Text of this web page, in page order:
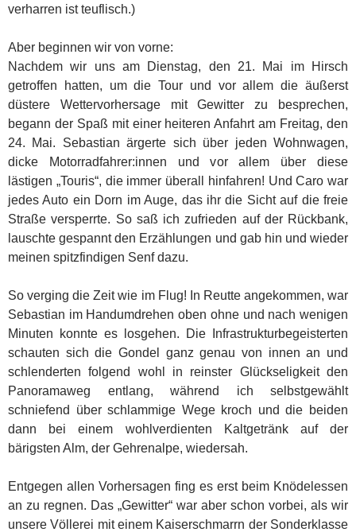
verharren ist teuflisch.)
Aber beginnen wir von vorne:
Nachdem wir uns am Dienstag, den 21. Mai im Hirsch
getroffen hatten, um die Tour und vor allem die äußerst
düstere Wettervorhersage mit Gewitter zu besprechen,
begann der Spaß mit einer heiteren Anfahrt am Freitag, den
24. Mai. Sebastian ärgerte sich über jeden Wohnwagen,
dicke Motorradfahrer:innen und vor allem über diese
lästigen „Touris“, die immer überall hinfahren! Und Caro war
jedes Auto ein Dorn im Auge, das ihr die Sicht auf die freie
Straße versperrte. So saß ich zufrieden auf der Rückbank,
lauschte gespannt den Erzählungen und gab hin und wieder
meinen spitzfindigen Senf dazu.
So verging die Zeit wie im Flug! In Reutte angekommen, war
Sebastian im Handumdrehen oben ohne und nach wenigen
Minuten konnte es losgehen. Die Infrastrukturbegeisterten
schauten sich die Gondel ganz genau von innen an und
schlenderten folgend wohl in reinster Glückseligkeit den
Panoramaweg entlang, während ich selbstgewählt
schniefend über schlammige Wege kroch und die beiden
dann bei einem wohlverdienten Kaltgetränk auf der
bärigsten Alm, der Gehrenalpe, wiedersah.
Entgegen allen Vorhersagen fing es erst beim Knödelessen
an zu regnen. Das „Gewitter“ war aber schon vorbei, als wir
unsere Völlerei mit einem Kaiserschmarrn der Sonderklasse